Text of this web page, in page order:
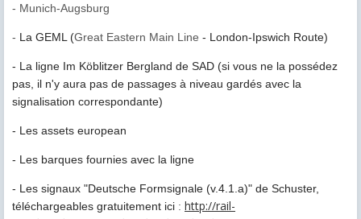
- Munich-Augsburg
- La GEML (Great Eastern Main Line - London-Ipswich Route)
- La ligne Im Köblitzer Bergland de SAD (si vous ne la possédez
pas, il n'y aura pas de passages à niveau gardés avec la
signalisation correspondante)
- Les assets european
- Les barques fournies avec la ligne
- Les signaux "Deutsche Formsignale (v.4.1.a)" de Schuster,
téléchargeables gratuitement ici : http://rail-